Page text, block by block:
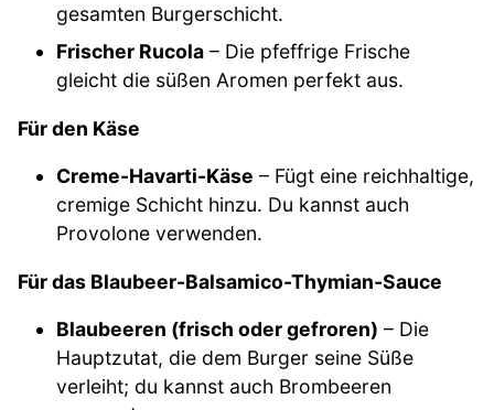
gesamten Burgerschicht.
Frischer Rucola – Die pfeffrige Frische
gleicht die süßen Aromen perfekt aus.
Für den Käse
Creme-Havarti-Käse – Fügt eine reichhaltige,
cremige Schicht hinzu. Du kannst auch
Provolone verwenden.
Für das Blaubeer-Balsamico-Thymian-Sauce
Blaubeeren (frisch oder gefroren) – Die
Hauptzutat, die dem Burger seine Süße
verleiht; du kannst auch Brombeeren